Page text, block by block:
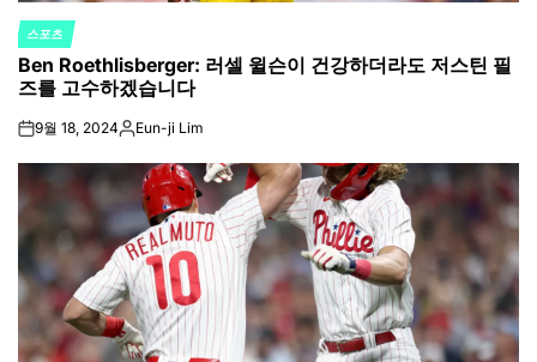
POSTED
IN
스포츠
Ben Roethlisberger: 러셀 윌슨이 건강하더라도 저스틴 필
즈를 고수하겠습니다
on9월 18, 2024Posted
Eun-ji Lim